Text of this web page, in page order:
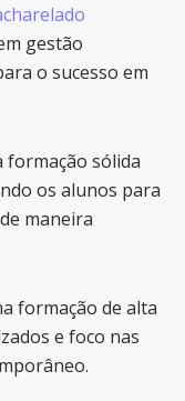
gestão
o sucesso em
formação sólida
os alunos para
maneira
formação de alta
e foco nas